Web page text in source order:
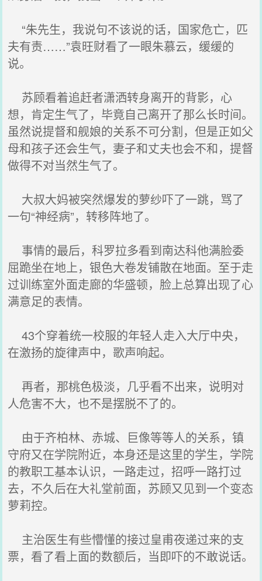
“朱先生，我说句不该说的话，国家危亡，匹
夫有责……”袁旺财看了一眼朱慕云，缓缓的
说。
苏顾看着追赶者潇洒转身离开的背影，心
想，肯定生气了，毕竟自己离开了那么长时间。
虽然说提督和舰娘的关系不可分割，但是正如父
母和孩子还会生气，妻子和丈夫也会不和，提督
做得不对当然生气了。
大叔大妈被突然爆发的萝纱吓了一跳，骂了
一句“神经病”，转移阵地了。
事情的最后，科罗拉多看到南达科他满脸委
屈跪坐在地上，银色大卷发铺散在地面。至于走
过训练室外面走廊的华盛顿，脸上总算出现了心
满意足的表情。
43个穿着统一校服的年轻人走入大厅中央，
在激扬的旋律声中，歌声响起。
再者，那桃色极淡，几乎看不出来，说明对
人危害不大，也不是摆脱不了的。
由于齐柏林、赤城、巨像等等人的关系，镇
守府又在学院附近，本身还是这里的学生，学院
的教职工基本认识，一路走过，招呼一路打过
去，不久后在大礼堂前面，苏顾又见到一个变态
萝莉控。
主治医生有些懵懂的接过皇甫夜递过来的支
票，看了看上面的数额后，当即吓的不敢说话。